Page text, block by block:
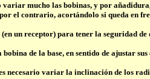
mucho las bobinas, y por
el contrario, acortándolo si queda en
un receptor) para tener la seguridad
de la base, en sentido de ajustar
variar la inclinación de los